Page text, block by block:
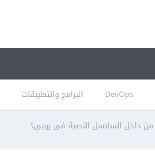
DevOps البرامج والتطبيقات